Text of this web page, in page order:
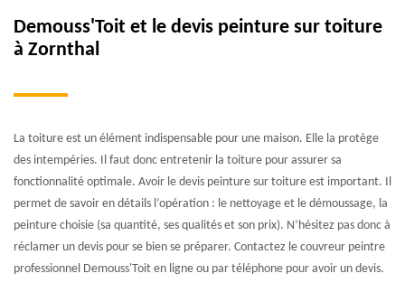
Demouss'Toit et le devis peinture sur toiture
à Zornthal
La toiture est un élément indispensable pour une maison. Elle la protège
des intempéries. Il faut donc entretenir la toiture pour assurer sa
fonctionnalité optimale. Avoir le devis peinture sur toiture est important. Il
permet de savoir en détails l’opération : le nettoyage et le démoussage, la
peinture choisie (sa quantité, ses qualités et son prix). N’hésitez pas donc à
réclamer un devis pour se bien se préparer. Contactez le couvreur peintre
professionnel Demouss'Toit en ligne ou par téléphone pour avoir un devis.